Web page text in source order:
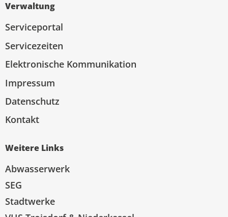
Verwaltung
Serviceportal
Servicezeiten
Elektronische Kommunikation
Impressum
Datenschutz
Kontakt
Weitere Links
Abwasserwerk
SEG
Stadtwerke